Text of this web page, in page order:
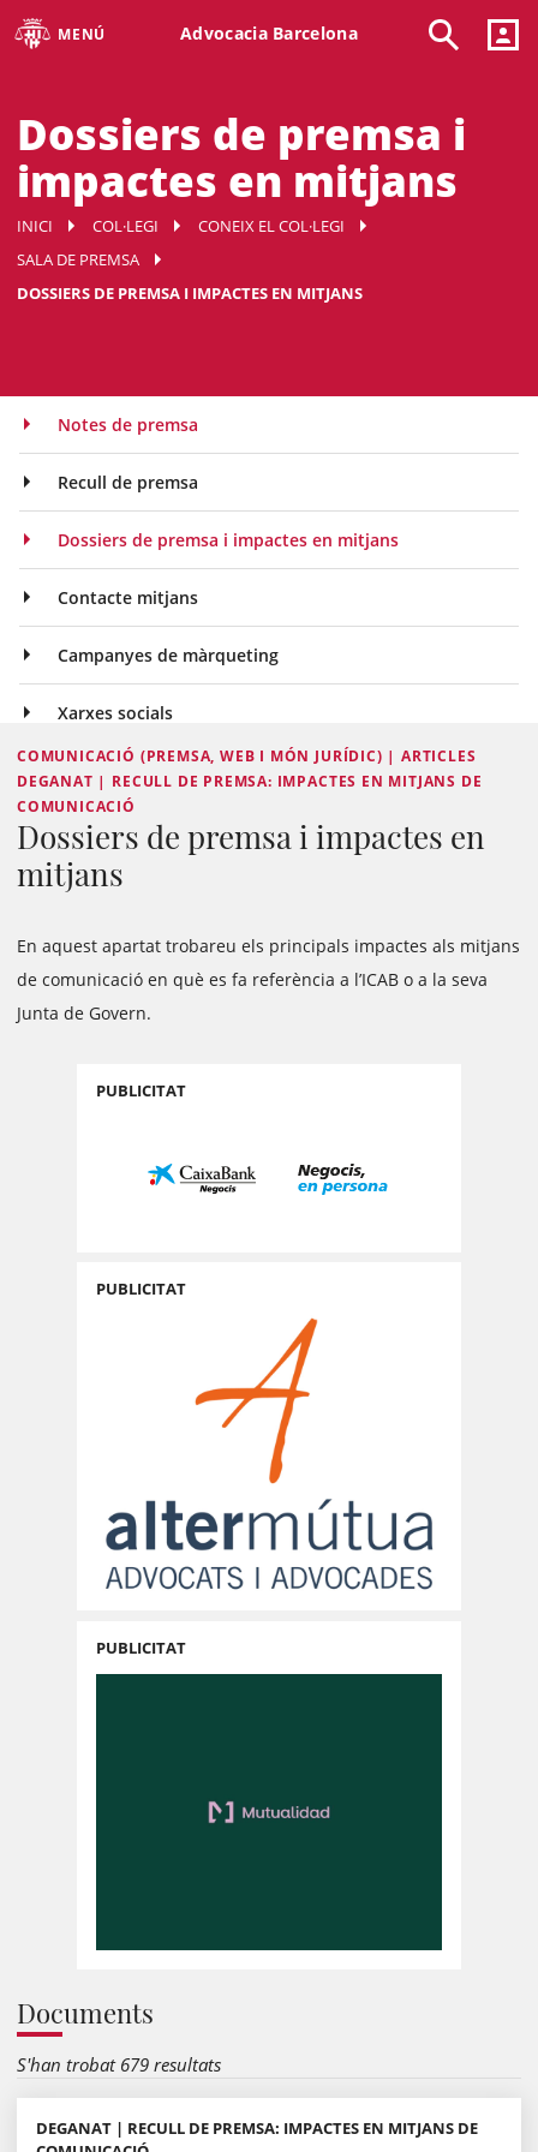
MENÚ Advocacia Barcelona
Dossiers de premsa i
impactes en mitjans
INICI COL·LEGI
CONEIX EL COL·LEGI
SALA DE PREMSA
DOSSIERS DE PREMSA I IMPACTES EN MITJANS
Notes de premsa
Recull de premsa
Dossiers de premsa i impactes en mitjans
Contacte mitjans
Campanyes de màrqueting
Xarxes socials
COMUNICACIÓ (PREMSA, WEB I MÓN JURÍDIC) | ARTICLES
DEGANAT | RECULL DE PREMSA: IMPACTES EN MITJANS DE
COMUNICACIÓ
Dossiers de premsa i impactes en
mitjans
En aquest apartat trobareu els principals impactes als mitjans
de comunicació en què es fa referència a l’ICAB o a la seva
Junta de Govern.
PUBLICITAT
PUBLICITAT
PUBLICITAT
Documents
S'han trobat 679 resultats
DEGANAT | RECULL DE PREMSA: IMPACTES EN MITJANS DE